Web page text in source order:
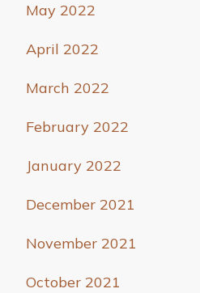
May 2022
April 2022
March 2022
February 2022
January 2022
December 2021
November 2021
October 2021